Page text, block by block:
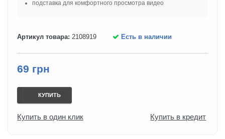
подставка для комфортного просмотра видео
Артикул товара: 2108919 Есть в наличии
69 грн
КУПИТЬ
Купить в один клик Купить в кредит